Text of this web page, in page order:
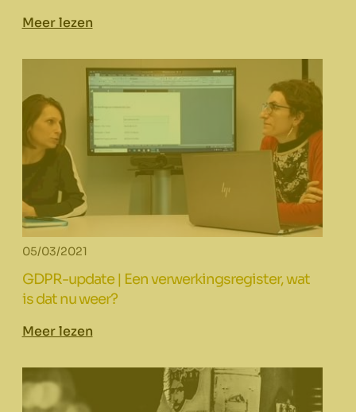
Meer lezen
05/03/2021
GDPR-update | Een verwerkingsregister, wat
is dat nu weer?
Meer lezen